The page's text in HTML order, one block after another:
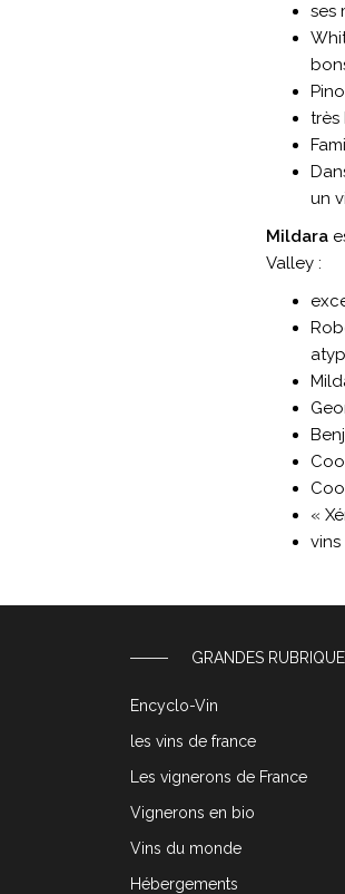
ses
très
un
Mildara
Valley :
«
GRANDES
Encyclo-Vin
les vins de france
Les vignerons de France
Vignerons en bio
Vins du monde
Hébergements